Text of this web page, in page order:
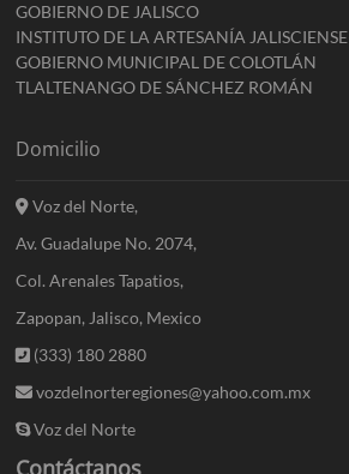
GOBIERNO DE JALISCO
INSTITUTO DE LA ARTESANÍA JALISCIENSE
GOBIERNO MUNICIPAL DE COLOTLÁN
TLALTENANGO DE SÁNCHEZ ROMÁN
Domicilio
Voz del Norte,
Av. Guadalupe No. 2074,
Col. Arenales Tapatios,
Zapopan, Jalisco, Mexico
(333) 180 2880
vozdelnorteregiones@yahoo.com.mx
Voz del Norte